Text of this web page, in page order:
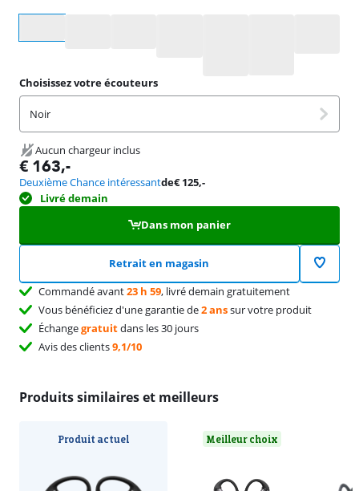
Choisissez votre écouteurs
Noir
Aucun chargeur inclus
€ 163,-
Deuxième Chance intéressantde€125,-
Livré demain
Dans mon panier
Retrait en magasin
Commandé avant23 h 59, livré demain gratuitement
Vous bénéficiez d'une garantie de2 anssur votre produit
Échangegratuitdans les 30 jours
Avis des clients9,1/10
Produits similaires et meilleurs
Produit actuel Meilleur choix